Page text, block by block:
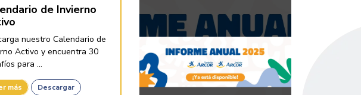
de Invierno
nuestro Calendario de
Activo y encuentra 30
para ...
más Descargar